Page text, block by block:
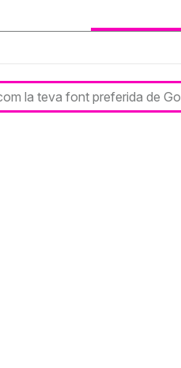
la teva font preferida de